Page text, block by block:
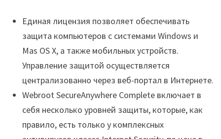
Единая лицензия позволяет обеспечивать
защита компьютеров с системами Windows и
Mas OS X, а также мобильных устройств.
Управление защитой осуществляется
централизованно через веб-портал в Интернете.
Webroot SecureAnywhere Complete включает в
себя несколько уровней защиты, которые, как
правило, есть только у комплексных